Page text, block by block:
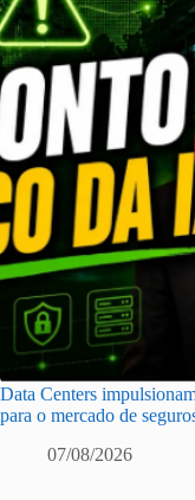
Data Centers
para o mercado de
07/08/2026